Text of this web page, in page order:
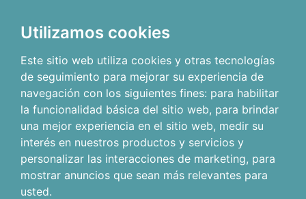
Utilizamos cookies
Este sitio web utiliza cookies y otras tecnologías
de seguimiento para mejorar su experiencia de
navegación con los siguientes fines: para habilitar
la funcionalidad básica del sitio web, para brindar
una mejor experiencia en el sitio web, medir su
interés en nuestros productos y servicios y
personalizar las interacciones de marketing, para
mostrar anuncios que sean más relevantes para
usted.